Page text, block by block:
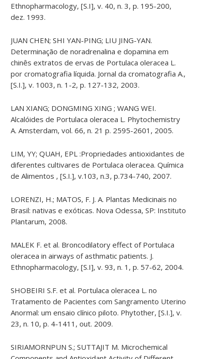
Ethnopharmacology, [S.I], v. 40, n. 3, p. 195-200,
dez. 1993.
JUAN CHEN; SHI YAN-PING; LIU JING-YAN.
Determinação de noradrenalina e dopamina em
chinês extratos de ervas de Portulaca oleracea L.
por cromatografia líquida. Jornal da cromatografia A.,
[S.I.], v. 1003, n. 1-2, p. 127-132, 2003.
LAN XIANG; DONGMING XING ; WANG WEI.
Alcalóides de Portulaca oleracea L. Phytochemistry
A. Amsterdam, vol. 66, n. 21 p. 2595-2601, 2005.
LIM, YY; QUAH, EPL :Propriedades antioxidantes de
diferentes cultivares de Portulaca oleracea. Química
de Alimentos , [S.I.], v.103, n.3, p.734-740, 2007.
LORENZI, H.; MATOS, F. J. A. Plantas Medicinais no
Brasil: nativas e exóticas. Nova Odessa, SP: Instituto
Plantarum, 2008.
MALEK F. et al. Broncodilatory effect of Portulaca
oleracea in airways of asthmatic patients. J.
Ethnopharmacology, [S.I], v. 93, n. 1, p. 57-62, 2004.
SHOBEIRI S.F. et al. Portulaca oleracea L. no
Tratamento de Pacientes com Sangramento Uterino
Anormal: um ensaio clínico piloto. Phytother, [S.I.], v.
23, n. 10, p. 4-1411, out. 2009.
SIRIAMORNPUN S.; SUTTAJIT M. Microchemical